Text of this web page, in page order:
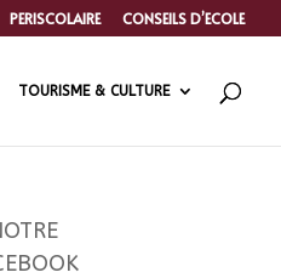
PERISCOLAIRE CONSEILS D’ECOLE
TOURISME & CULTURE